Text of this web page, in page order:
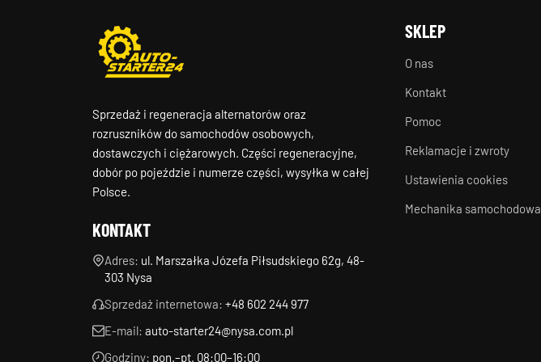
Sprzedaż i regeneracja alternatorów oraz
rozruszników do samochodów osobowych,
dostawczych i ciężarowych. Części regeneracyjne,
dobór po pojeździe i numerze części, wysyłka w całej
Polsce.
KONTAKT
Adres: ul. Marszałka Józefa Piłsudskiego 62g, 48-
303 Nysa
Sprzedaż internetowa: +48 602 244 977
E-mail: auto-starter24@nysa.com.pl
Godziny: pon.–pt. 08:00–16:00
SKLEP
O nas
Kontakt
Pomoc
Reklamacje i zwroty
Ustawienia cookies
Mechanika samochodowa